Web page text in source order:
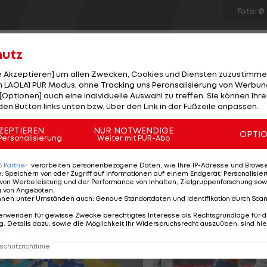
Foto: ©
und Nicolas Almagro schaffen am Samstag den
ATP-Turniers in Bastad. Ferrer, die Nummer eins
gereihten Bulgaren Grigor Dimitrov mit 6:3, 7:5. Im
ungefährdeten 6:4, 6:3-Erfolg über den
Akzeptieren] um allen Zwecken, Cookies und Diensten
PUR Modus, ohne Tracking uns Peronsalisierung von
auch eine individuelle Auswahl zu treffen. Sie können
Button links unten bzw. über den Link in der Fußzeile anpassen.
NUR NOTWENDIGE
Weiter mit PUR-Abo
Partner verarbeiten personenbezogene Daten, wie Ihre IP-Adresse und
: Speichern von oder Zugriff auf Informationen auf einem Endgerät;
Werbeleistung und der Performance von Inhalten, Zielgruppenforschung
von Angeboten
unter Umständen auch: Genaue Standortdaten und Identifikation durch
für gewisse Zwecke berechtigtes Interesse als Rechtsgrundlage für
Details dazu, sowie die Möglichkeit Ihr Widerspruchsrecht auszuüben, sind